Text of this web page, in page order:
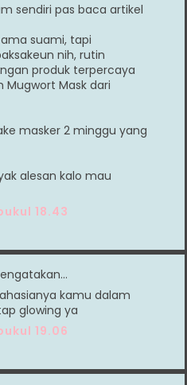
sendiri pas baca artikel
suami, tapi
nih, rutin
produk terpercaya
Mugwort Mask dari
masker 2 minggu yang
alesan kalo mau
18.43
kamu dalam
glowing ya
19.06